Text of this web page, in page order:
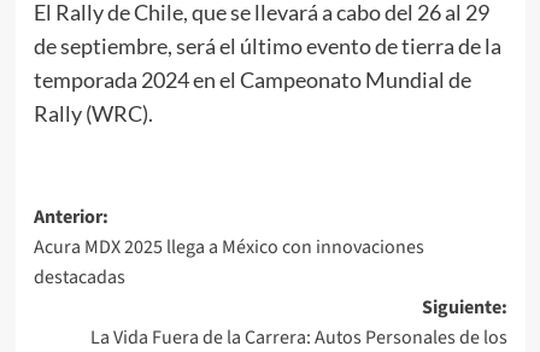
El Rally de Chile, que se llevará a cabo del 26 al 29
de septiembre, será el último evento de tierra de la
temporada 2024 en el Campeonato Mundial de
Rally (WRC).
Navegación
de
entradas
Anterior:
Acura MDX 2025 llega a México con innovaciones
destacadas
Siguiente:
La Vida Fuera de la Carrera: Autos Personales de los